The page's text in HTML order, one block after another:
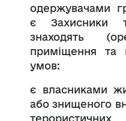
одержувачами
є Захисники
знаходять
приміщення та
умов:
є власниками
або знищеного